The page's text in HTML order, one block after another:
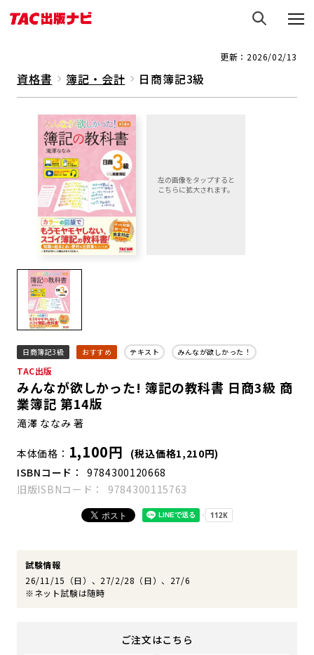
更新：2026/02/13
資格書 簿記・会計 日商簿記3級
日商簿記3級 おすすめ テキスト みんなが欲しかった！
TAC出版
みんなが欲しかった! 簿記の教科書 日商3級 商
業簿記 第14版
滝澤 ななみ 著
本体価格 1,100円
(税込価格1,210円)
ISBNコード
9784300120668
旧版ISBNコード
9784300115763
試験情報
26/11/15（日）、27/2/28（日）、27/6
※ネット試験は随時
ご注文はこちら